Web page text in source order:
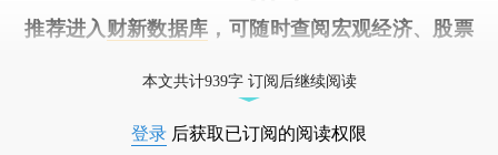
推荐进入 财新数据库 ，可随时查阅宏观经济、股票
本文共计939字 订阅后继续阅读
登录 后获取已订阅的阅读权限